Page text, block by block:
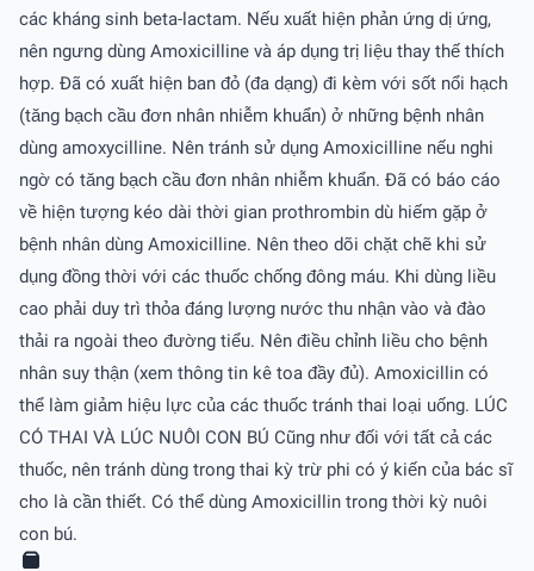
các kháng sinh beta-lactam. Nếu xuất hiện phản ứng dị ứng,
nên ngưng dùng Amoxicilline và áp dụng trị liệu thay thế thích
hợp. Ðã có xuất hiện ban đỏ (đa dạng) đi kèm với sốt nổi hạch
(tăng bạch cầu đơn nhân nhiễm khuẩn) ở những bệnh nhân
dùng amoxycilline. Nên tránh sử dụng Amoxicilline nếu nghi
ngờ có tăng bạch cầu đơn nhân nhiễm khuẩn. Ðã có báo cáo
về hiện tượng kéo dài thời gian prothrombin dù hiếm gặp ở
bệnh nhân dùng Amoxicilline. Nên theo dõi chặt chẽ khi sử
dụng đồng thời với các thuốc chống đông máu. Khi dùng liều
cao phải duy trì thỏa đáng lượng nước thu nhận vào và đào
thải ra ngoài theo đường tiểu. Nên điều chỉnh liều cho bệnh
nhân suy thận (xem thông tin kê toa đầy đủ). Amoxicillin có
thể làm giảm hiệu lực của các thuốc tránh thai loại uống. LÚC
CÓ THAI VÀ LÚC NUÔI CON BÚ Cũng như đối với tất cả các
thuốc, nên tránh dùng trong thai kỳ trừ phi có ý kiến của bác sĩ
cho là cần thiết. Có thể dùng Amoxicillin trong thời kỳ nuôi
con bú.